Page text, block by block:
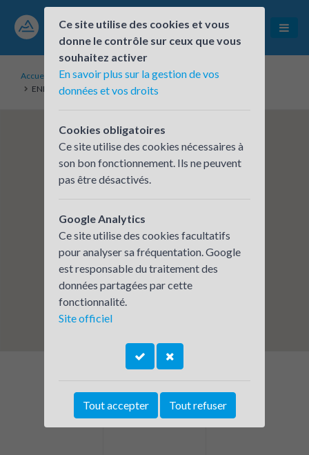
Accueil
Établissements inscrits
ENEDIS - Direction Régionale Alpes - site de Cluses - Arnaud
Ce site utilise des cookies et vous
donne le contrôle sur ceux que vous
souhaitez activer
En savoir plus sur la gestion de vos
données et vos droits
Cookies obligatoires
Ce site utilise des cookies nécessaires à
son bon fonctionnement. Ils ne peuvent
pas être désactivés.
Google Analytics
Ce site utilise des cookies facultatifs
pour analyser sa fréquentation. Google
est responsable du traitement des
données partagées par cette
fonctionnalité.
Site officiel
Tout accepter Tout refuser